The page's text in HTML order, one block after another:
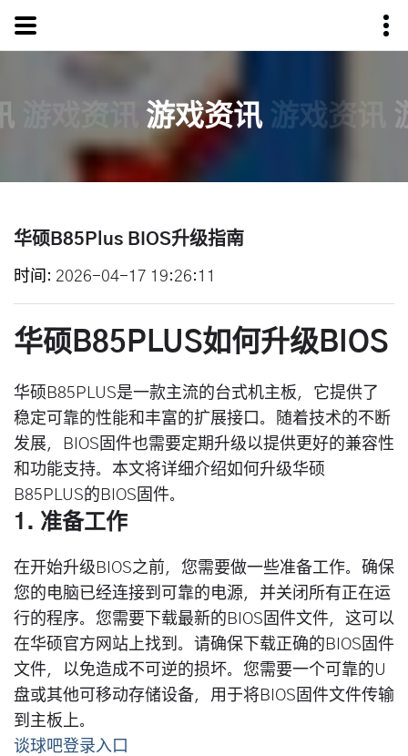
游戏资讯 游戏资讯 游戏资讯
华硕B85Plus BIOS升级指南
时间 2026-04-17 19:26:11
华硕B85PLUS如何升级BIOS
华硕B85PLUS是一款主流的台式机主板，它提供了
稳定可靠的性能和丰富的扩展接口。随着技术的不断
发展，BIOS固件也需要定期升级以提供更好的兼容性
和功能支持。本文将详细介绍如何升级华硕
B85PLUS的BIOS固件。
1. 准备工作
在开始升级BIOS之前，您需要做一些准备工作。确保
您的电脑已经连接到可靠的电源，并关闭所有正在运
行的程序。您需要下载最新的BIOS固件文件，这可以
在华硕官方网站上找到。请确保下载正确的BIOS固件
文件，以免造成不可逆的损坏。您需要一个可靠的U
盘或其他可移动存储设备，用于将BIOS固件文件传输
到主板上。
谈球吧登录入口